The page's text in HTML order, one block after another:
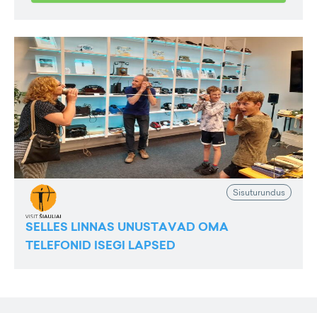
Sisuturundus
SELLES LINNAS UNUSTAVAD OMA
TELEFONID ISEGI LAPSED